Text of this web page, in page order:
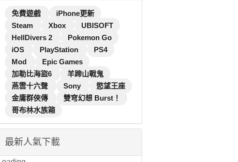
免費遊戲
iPhone更新
Steam
Xbox
UBISOFT
HellDivers 2
Pokemon Go
iOS
PlayStation
PS4
Mod
Epic Games
加勒比海盜6
羊蹄山戰鬼
燕雲十六聲
Sony
慾望王座
金庸群俠傳
雙穹幻想 Burst！
哥布林水族箱
最新人氣下載